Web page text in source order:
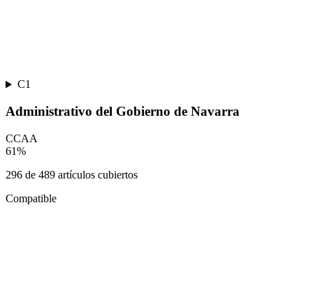
C1
Administrativo del Gobierno de Navarra
CCAA
61%
296 de 489 artículos cubiertos
Compatible